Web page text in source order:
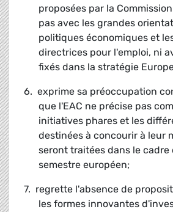
proposées par la
pas avec les grandes
politiques économiques et
directrices pour l'emploi, ni
fixés dans la stratégie
6. exprime sa préoccupation
que l'EAC ne précise pas
initiatives phares et les
destinées à concourir à leur
seront traitées dans le cadre
semestre européen;
7. regrette l'absence de
les formes innovantes